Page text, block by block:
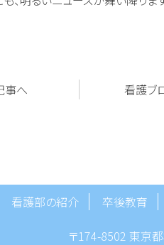
事へ 看護ブ
看護部の紹介 卒後教育
〒174-8502 東京